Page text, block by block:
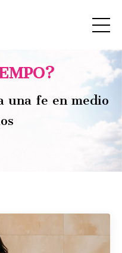
una fe en medio